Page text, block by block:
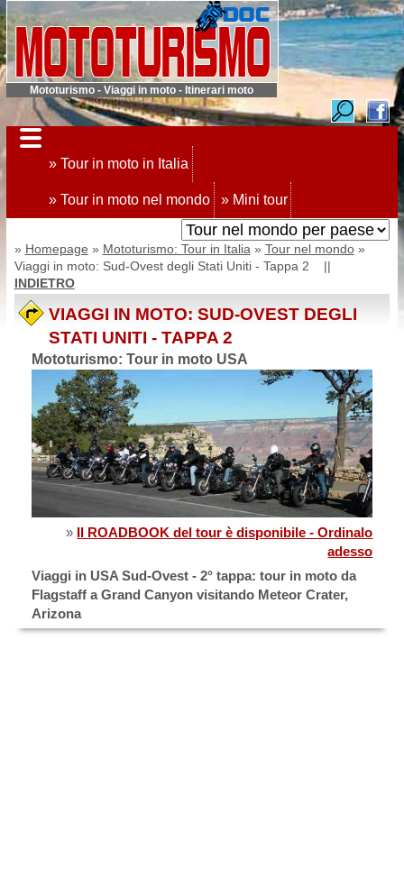
Mototurismo - Viaggi in moto - Itinerari moto
» Tour in moto in Italia
» Tour in moto nel mondo » Mini tour
» Homepage » Mototurismo: Tour in Italia » Tour nel mondo»
Viaggi in moto: Sud-Ovest degli Stati Uniti - Tappa 2 ||
INDIETRO
VIAGGI IN MOTO: SUD-OVEST DEGLI
STATI UNITI - TAPPA 2
Mototurismo: Tour in moto USA
» Il ROADBOOK del tour è disponibile - Ordinalo
adesso
Viaggi in USA Sud-Ovest - 2° tappa: tour in moto da
Flagstaff a Grand Canyon visitando Meteor Crater,
Arizona